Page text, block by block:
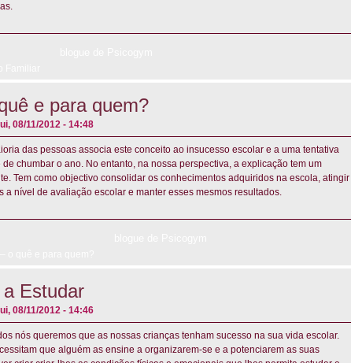
e para quem?
08/11/2012 - 14:48
das pessoas associa este conceito ao insucesso escolar e a uma tentativa
de chumbar o ano. No entanto, na nossa perspectiva, a explicação tem um
Tem como objectivo consolidar os conhecimentos adquiridos na escola, atingir
a nível de avaliação escolar e manter esses mesmos resultados.
Estudar
08/11/2012 - 14:46
nós queremos que as nossas crianças tenham sucesso na sua vida escolar.
que alguém as ensine a organizarem-se e a potenciarem as suas